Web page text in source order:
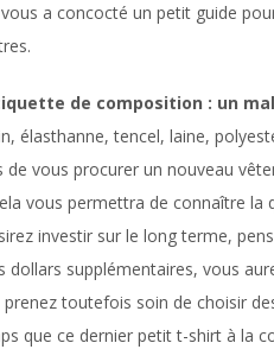
a concocté un petit guide
de composition : un
élasthanne, tencel, laine,
de vous procurer un nouveau
vous permettra de connaître
investir sur le long terme,
dollars supplémentaires, vous
toutefois soin de choisir
que ce dernier petit t-shirt à la